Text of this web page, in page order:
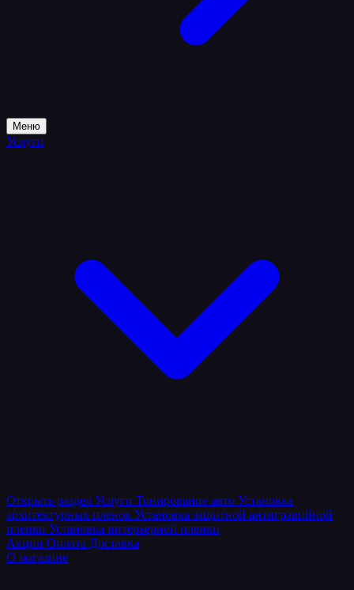
Меню
Услуги
Открыть раздел Услуги Тонирование авто Установка
архитектурных пленок Установка защитной антигравийной
пленки Установка интерьерной пленки
Акции Оплата Доставка
О магазине